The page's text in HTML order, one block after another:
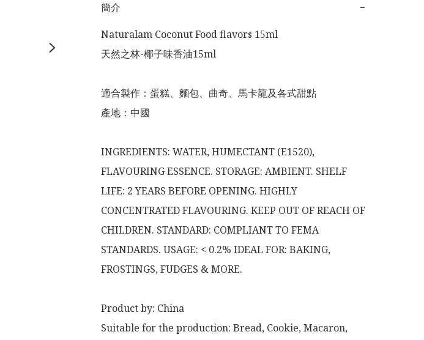
簡介
−
Naturalam Coconut Food flavors 15ml
天然之林-椰子味香油15ml
適合製作：蛋糕、麵包、曲奇、馬卡龍及各式甜點
產地：中國
INGREDIENTS: WATER, HUMECTANT (E1520),
FLAVOURING ESSENCE. STORAGE: AMBIENT. SHELF
LIFE: 2 YEARS BEFORE OPENING. HIGHLY
CONCENTRATED FLAVOURING. KEEP OUT OF REACH OF
CHILDREN. STANDARD: COMPLIANT TO FEMA
STANDARDS. USAGE: < 0.2% IDEAL FOR: BAKING,
FROSTINGS, FUDGES & MORE.
Product by: China
Suitable for the production: Bread, Cookie, Macaron,